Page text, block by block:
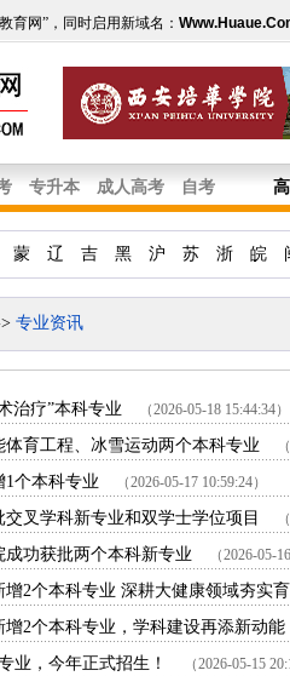
育网”，同时启用新域名：
专升本 成人高考 自考
蒙 辽 吉 黑 沪 苏 浙 皖
专业资讯
治疗”本科专业 （2026-05-18 15:44:34）
育工程、冰雪运动两个本科专业
1个本科专业 （2026-05-17 10:59:24）
叉学科新专业和双学士学位项目
功获批两个本科新专业 （2026-05-
2个本科专业 深耕大健康领域夯实
2个本科专业，学科建设再添新动能
业，今年正式招生！ （2026-05-15